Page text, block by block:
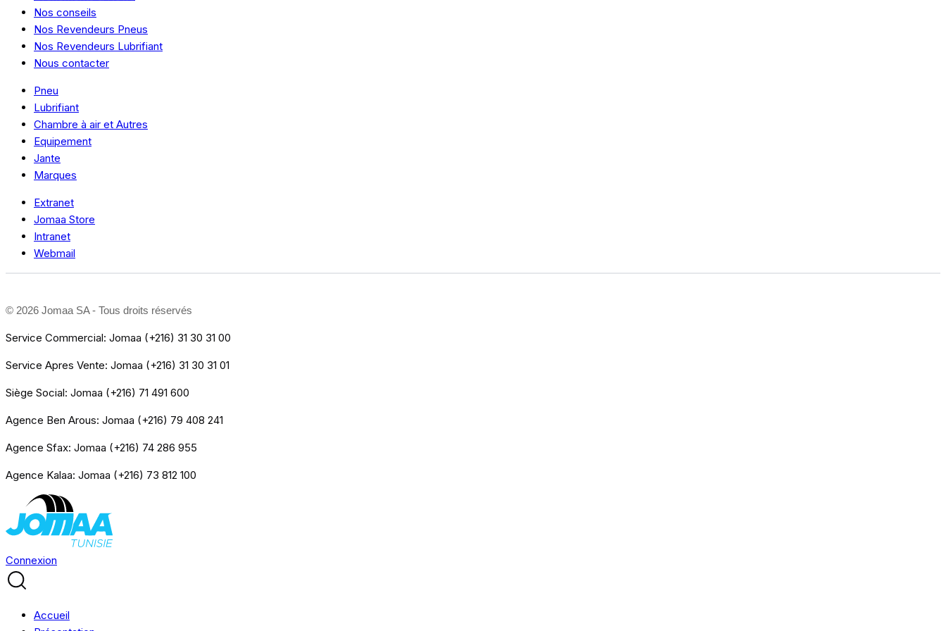
Nos conseils
Nos Revendeurs Pneus
Nos Revendeurs Lubrifiant
Nous contacter
Pneu
Lubrifiant
Chambre à air et Autres
Equipement
Jante
Marques
Extranet
Jomaa Store
Intranet
Webmail
© 2026 Jomaa SA - Tous droits réservés
Service Commercial: Jomaa (+216) 31 30 31 00
Service Apres Vente: Jomaa (+216) 31 30 31 01
Siège Social: Jomaa (+216) 71 491 600
Agence Ben Arous: Jomaa (+216) 79 408 241
Agence Sfax: Jomaa (+216) 74 286 955
Agence Kalaa: Jomaa (+216) 73 812 100
Connexion
Accueil